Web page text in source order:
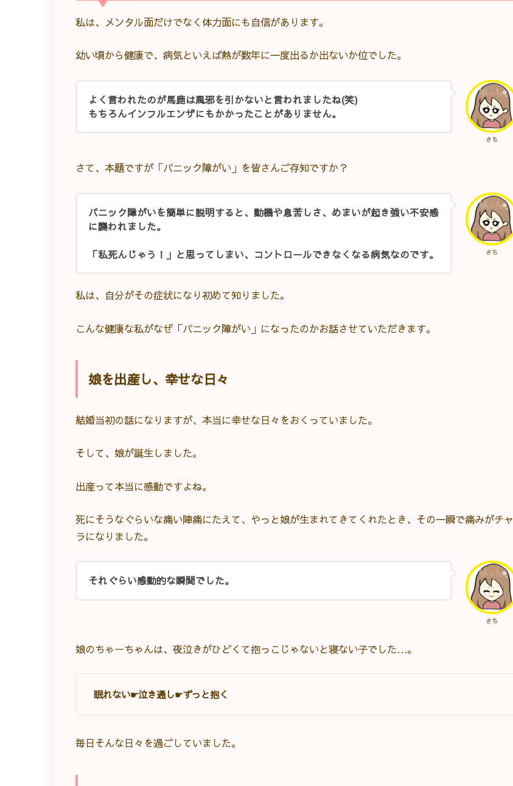
私は、メンタル面だけでなく体力面にも自信があります。
幼い頃から健康で、病気といえば熱が数年に一度出るか出ないか位でした。
さち
よく言われたのが馬鹿は風邪を引かないと言われましたね(笑)
もちろんインフルエンザにもかかったことがありません。
さて、本題ですが「パニック障がい」を皆さんご存知ですか？
さち
パニック障がいを簡単に説明すると、動機や息苦しさ、めまいが起き強い不安感
に襲われました。
「私死んじゃう！」と思ってしまい、コントロールできなくなる病気なのです。
私は、自分がその症状になり初めて知りました。
こんな健康な私がなぜ「パニック障がい」になったのかお話させていただきます。
娘を出産し、幸せな日々
結婚当初の話になりますが、本当に幸せな日々をおくっていました。
そして、娘が誕生しました。
出産って本当に感動ですよね。
死にそうなぐらいな痛い陣痛にたえて、やっと娘が生まれてきてくれたとき、その一瞬で痛みがチャ
ラになりました。
さち
それぐらい感動的な瞬間でした。
娘のちゃーちゃんは、夜泣きがひどくて抱っこじゃないと寝ない子でした…。
眠れない☛泣き通し☛ずっと抱く
毎日そんな日々を過ごしていました。